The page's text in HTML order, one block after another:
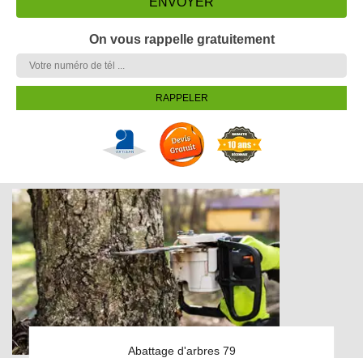
On vous rappelle gratuitement
Abattage d'arbres 79